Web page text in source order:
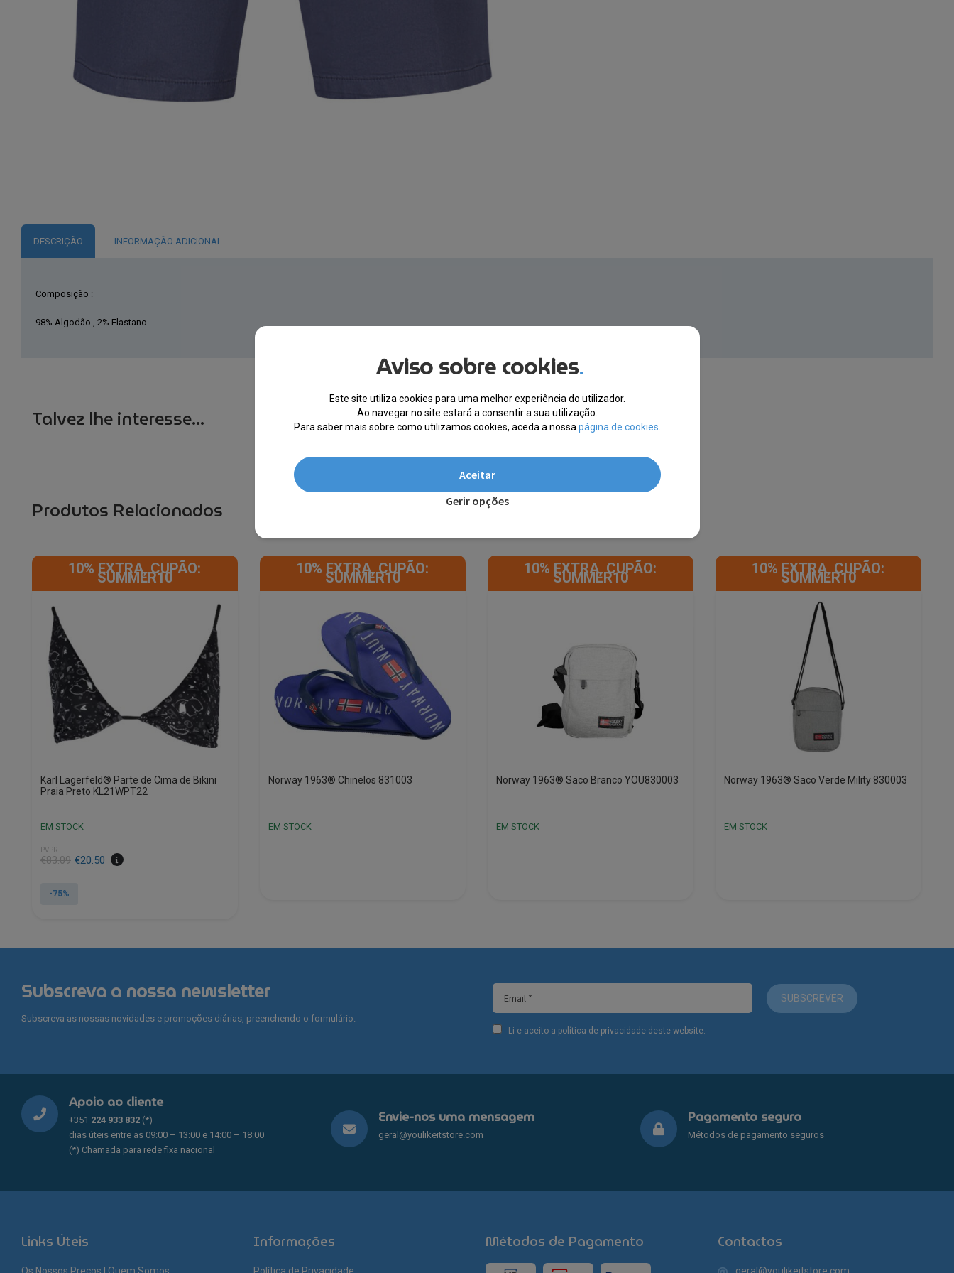
DESCRIÇÃO INFORMAÇÃO ADICIONAL
Composição :
98% Algodão , 2% Elastano
Talvez lhe interesse...
Produtos Relacionados
10% EXTRA, CUPÃO:
SUMMER10
Karl Lagerfeld® Parte de Cima de Bikini
Praia Preto KL21WPT22
EM STOCK
PVPR
€83.09 €20.50
-75%
The
may
product
page
10% EXTRA, CUPÃO:
SUMMER10
Norway 1963® Chinelos 831003
EM STOCK
10% EXTRA, CUPÃO:
SUMMER10
Norway 1963® Saco Branco YOU830003
EM STOCK
10% EXTRA, CUPÃO:
SUMMER10
Norway 1963® Saco Verde Mility 830003
EM STOCK
Aviso sobre cookies.
Este site utiliza cookies para uma melhor experiência do utilizador.
Ao navegar no site estará a consentir a sua utilização.
Para saber mais sobre como utilizamos cookies, aceda a nossa página de cookies
Aceitar
Gerir opções
Subscreva a nossa newsletter
Subscreva as nossas novidades e promoções diárias, preenchendo o formulário.
SUBSCREVER
Li e aceito a política de privacidade deste website.
Apoio ao cliente
+351 224 933 832 (*)
dias úteis entre as 09:00 – 13:00 e 14:00 – 18:00
(*) Chamada para rede fixa nacional
Envie-nos uma mensagem
geral@youlikeitstore.com
Pagamento seguro
Métodos de pagamento seguros
Links Úteis Informações Métodos de Pagamento Contactos